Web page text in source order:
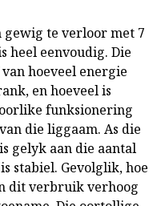
gewig te verloor met 7
heel eenvoudig. Die
hoeveel energie
en hoeveel is
funksionering
die liggaam. As die
gelyk aan die aantal
stabiel. Gevolglik, hoe
dit verbruik verhoog